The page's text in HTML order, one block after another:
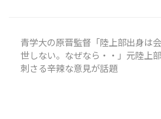
青学大の原晋監督「陸上部出身は
世しない。なぜなら・・」元陸上
刺さる辛辣な意見が話題